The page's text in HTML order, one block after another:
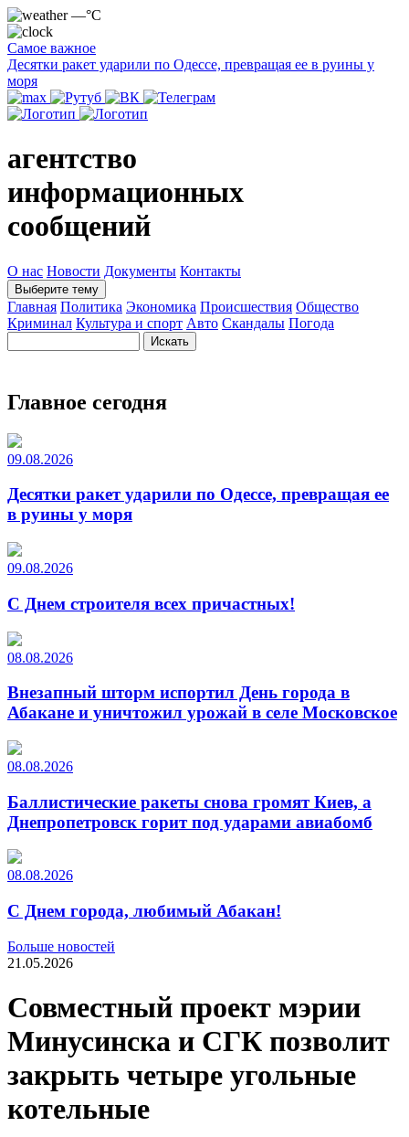
—°C
Самое важное
Десятки ракет ударили по Одессе, превращая ее в руины у
моря
агентство
информационных
сообщений
О нас Новости Документы Контакты
Выберите тему
Главная Политика Экономика Происшествия Общество
Криминал Культура и спорт Авто Скандалы Погода
Главное сегодня
09.08.2026
Десятки ракет ударили по Одессе, превращая ее
в руины у моря
09.08.2026
С Днем строителя всех причастных!
08.08.2026
Внезапный шторм испортил День города в
Абакане и уничтожил урожай в селе Московское
08.08.2026
Баллистические ракеты снова громят Киев, а
Днепропетровск горит под ударами авиабомб
08.08.2026
С Днем города, любимый Абакан!
Больше новостей
21.05.2026
Совместный проект мэрии
Минусинска и СГК позволит
закрыть четыре угольные
котельные